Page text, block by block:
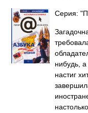
Серия:
нибудь,
настиг